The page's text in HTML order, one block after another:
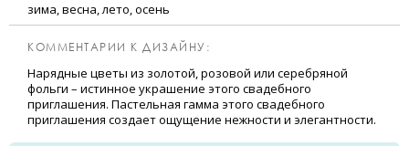
зима, весна, лето, осень
КОММЕНТАРИИ К ДИЗАЙНУ:
Нарядные цветы из золотой, розовой или серебряной
фольги – истинное украшение этого свадебного
приглашения. Пастельная гамма этого свадебного
приглашения создает ощущение нежности и элегантности.